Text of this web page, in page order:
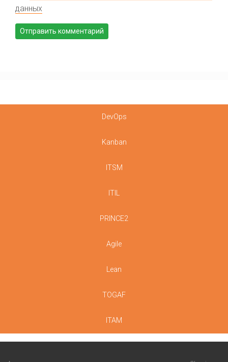
данных
DevOps
Kanban
ITSM
ITIL
PRINCE2
Agile
Lean
TOGAF
ITAM